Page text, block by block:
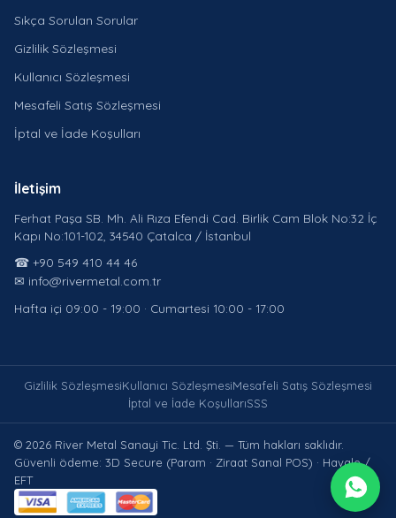
Sıkça Sorulan Sorular
Gizlilik Sözleşmesi
Kullanıcı Sözleşmesi
Mesafeli Satış Sözleşmesi
İptal ve İade Koşulları
İletişim
Ferhat Paşa SB. Mh. Ali Rıza Efendi Cad. Birlik Cam Blok No:32 İç
Kapı No:101-102, 34540 Çatalca / İstanbul
☎ +90 549 410 44 46
✉ info@rivermetal.com.tr
Hafta içi 09:00 - 19:00 · Cumartesi 10:00 - 17:00
Gizlilik SözleşmesiKullanıcı SözleşmesiMesafeli Satış Sözleşmesi
İptal ve İade KoşullarıSSS
© 2026 River Metal Sanayi Tic. Ltd. Şti. — Tüm hakları saklıdır.
Güvenli ödeme: 3D Secure (Param · Ziraat Sanal POS) · Havale /
EFT